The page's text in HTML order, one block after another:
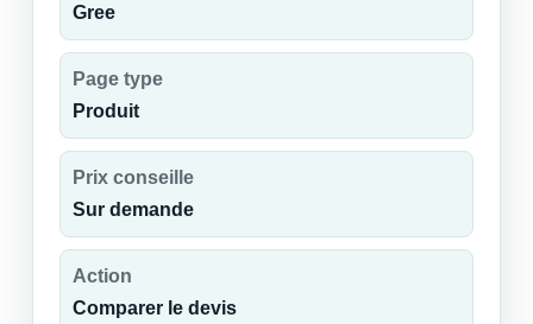
Gree
Page type
Produit
Prix conseille
Sur demande
Action
Comparer le devis